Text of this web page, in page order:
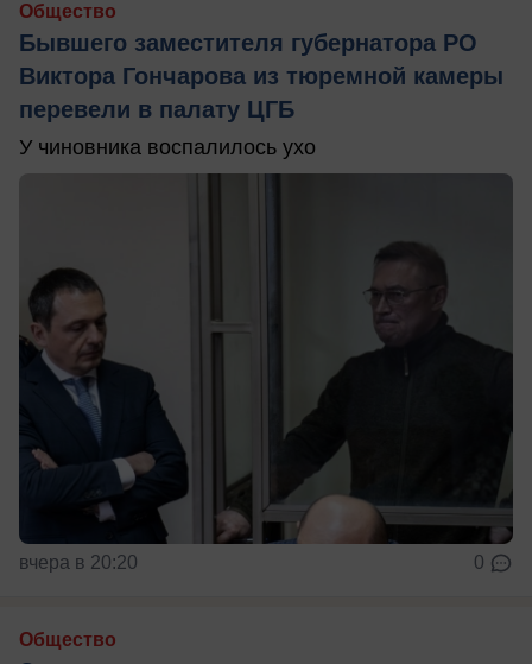
Общество
Бывшего заместителя губернатора РО
Виктора Гончарова из тюремной камеры
перевели в палату ЦГБ
У чиновника воспалилось ухо
вчера в 20:20 0
Общество